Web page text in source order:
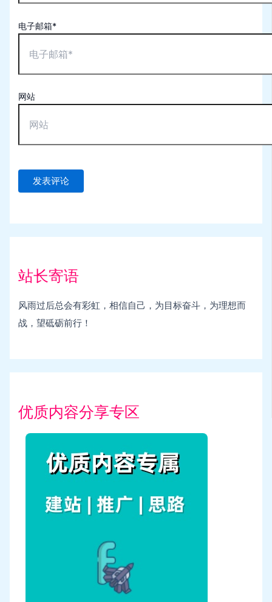
电子邮箱*
网站
站长寄语
风雨过后总会有彩虹，相信自己，为目标奋斗，为理想而
战，望砥砺前行！
优质内容分享专区